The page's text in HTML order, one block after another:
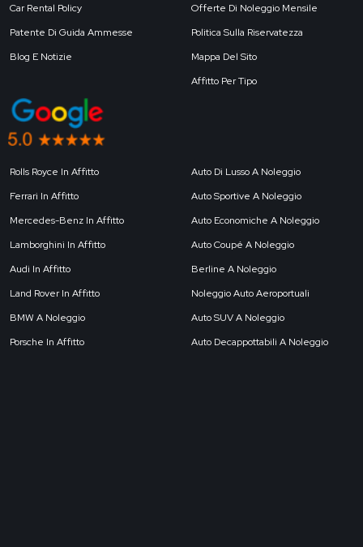
Car Rental Policy
Patente Di Guida Ammesse
Blog E Notizie
Offerte Di Noleggio Mensile
Politica Sulla Riservatezza
Mappa Del Sito
Affitto Per Tipo
Rolls Royce In Affitto
Ferrari In Affitto
Mercedes-Benz In Affitto
Lamborghini In Affitto
Audi In Affitto
Land Rover In Affitto
BMW A Noleggio
Porsche In Affitto
Auto Di Lusso A Noleggio
Auto Sportive A Noleggio
Auto Economiche A Noleggio
Auto Coupé A Noleggio
Berline A Noleggio
Noleggio Auto Aeroportuali
Auto SUV A Noleggio
Auto Decappottabili A Noleggio